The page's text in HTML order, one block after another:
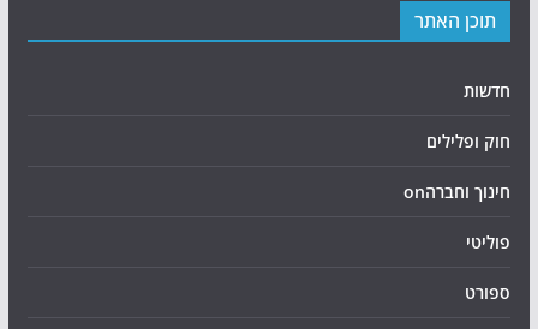
תוכן האתר
חדשות
חוק ופלילים
חינוך וחברהon
פוליטי
ספורט